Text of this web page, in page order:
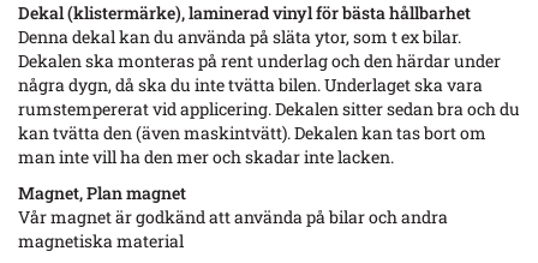
Dekal (klistermärke), laminerad vinyl för bästa hållbarhet
Denna dekal kan du använda på släta ytor, som t ex bilar.
Dekalen ska monteras på rent underlag och den härdar under
några dygn, då ska du inte tvätta bilen. Underlaget ska vara
rumstempererat vid applicering. Dekalen sitter sedan bra och du
kan tvätta den (även maskintvätt). Dekalen kan tas bort om
man inte vill ha den mer och skadar inte lacken.
Magnet, Plan magnet
Vår magnet är godkänd att använda på bilar och andra
magnetiska material